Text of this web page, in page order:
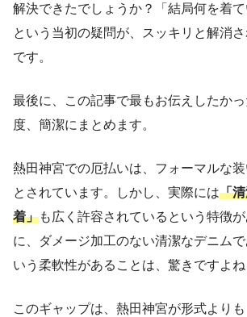
解決できたでしょうか？「結局何を着て
という当初の疑問が、スッキリと解消
です。
最後に、この記事で最もお伝えしたか
度、簡潔にまとめます。
熱田神宮での厄払いは、フォーマルな装
とされています。しかし、実際には「
着」も広く許容されているという特徴
に、ダメージ加工のない清潔なデニム
いう柔軟性があることは、驚きですよね
このギャップは、熱田神宮が形式より